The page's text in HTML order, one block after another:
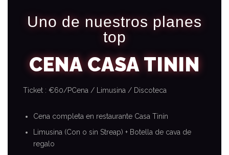
Uno de nuestros planes
top
CENA CASA TININ
Ticket : €60/PCena / Limusina / Discoteca
Cena completa en restaurante Casa Tinín
Limusina (Con o sin Streap) + Botella de cava de
regalo